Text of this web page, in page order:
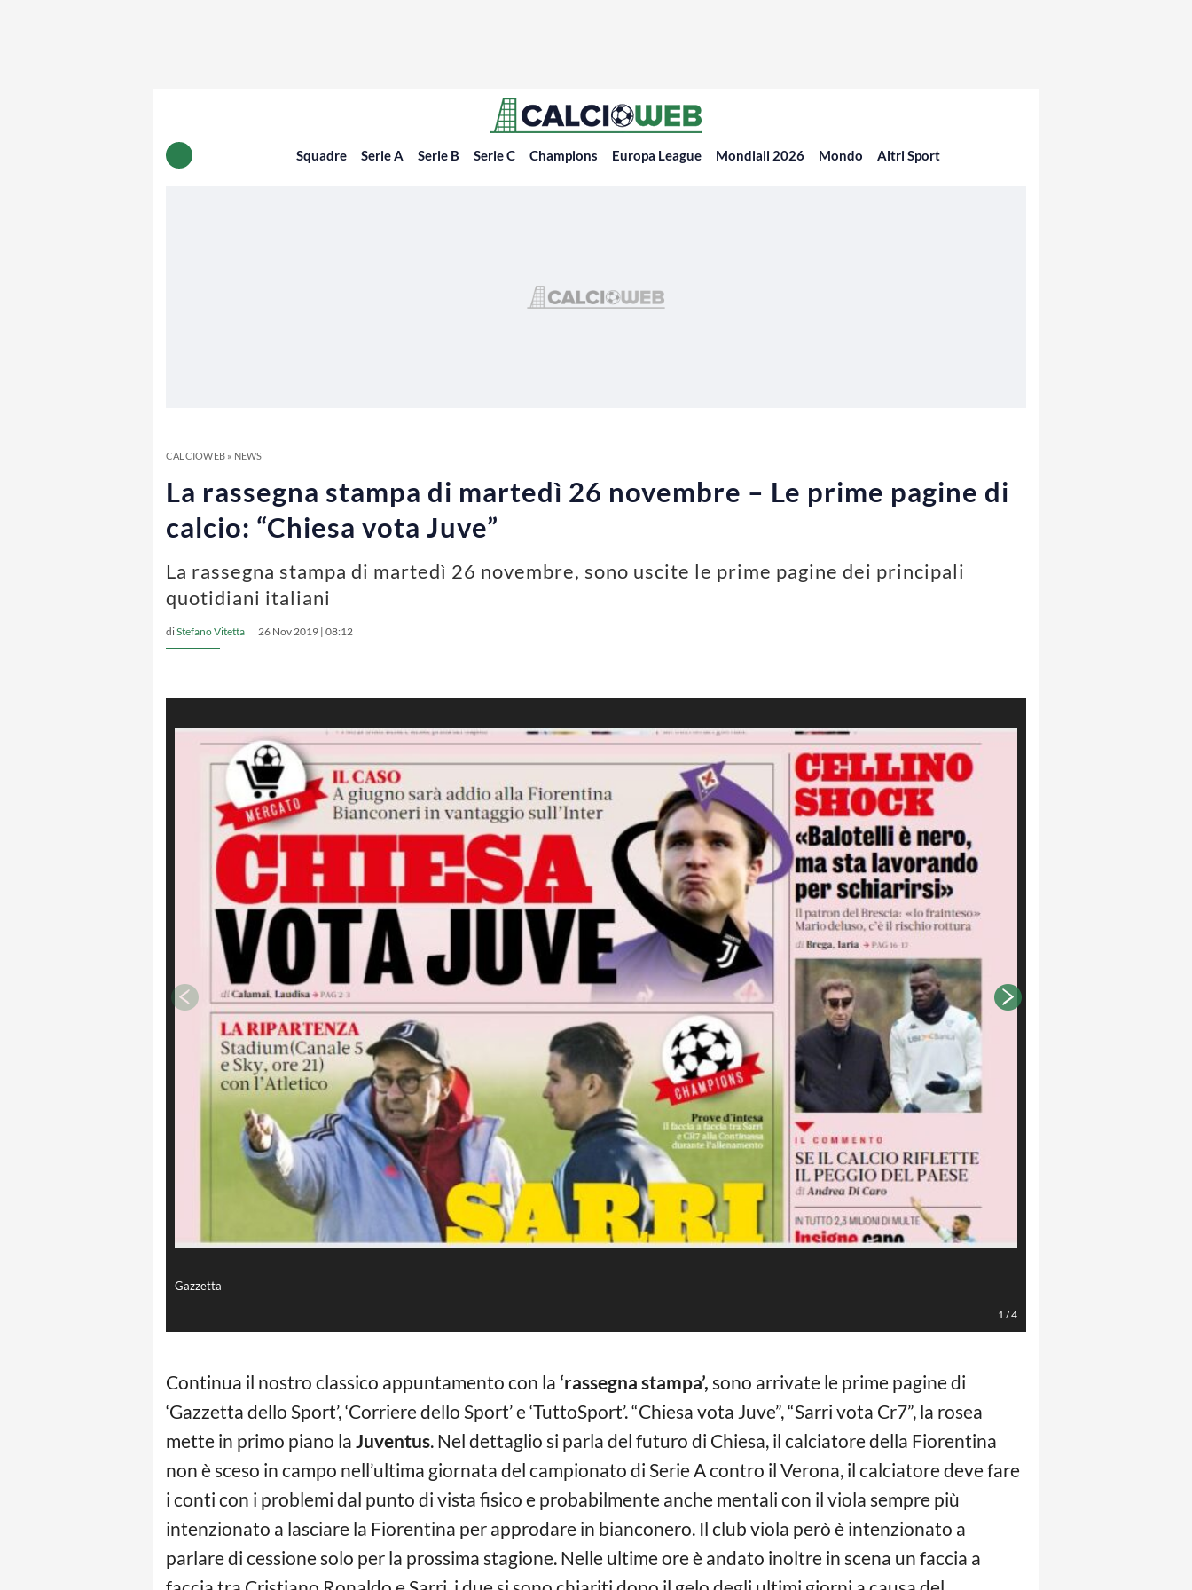
Squadre Serie A Serie B Serie C Champions Europa League Mondiali 2026 Mondo Altri Sport
CALCIOWEB» NEWS
La rassegna stampa di martedì 26 novembre – Le prime pagine di
calcio: “Chiesa vota Juve”
La rassegna stampa di martedì 26 novembre, sono uscite le prime pagine dei principali
quotidiani italiani
diStefano Vitetta 26 Nov 2019 | 08:12
Gazzetta
1/4
Continua il nostro classico appuntamento con la ‘rassegna stampa’, sono arrivate le prime pagine di
‘Gazzetta dello Sport’, ‘Corriere dello Sport’ e ‘TuttoSport’. “Chiesa vota Juve”, “Sarri vota Cr7”, la rosea
mette in primo piano la Juventus. Nel dettaglio si parla del futuro di Chiesa, il calciatore della Fiorentina
non è sceso in campo nell’ultima giornata del campionato di Serie A contro il Verona, il calciatore deve fare
i conti con i problemi dal punto di vista fisico e probabilmente anche mentali con il viola sempre più
intenzionato a lasciare la Fiorentina per approdare in bianconero. Il club viola però è intenzionato a
parlare di cessione solo per la prossima stagione. Nelle ultime ore è andato inoltre in scena un faccia a